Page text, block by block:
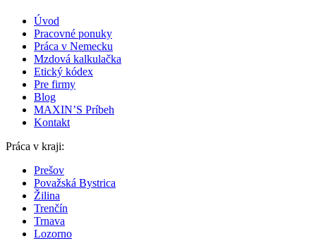
Úvod
Pracovné ponuky
Práca v Nemecku
Mzdová kalkulačka
Etický kódex
Pre firmy
Blog
MAXIN’S Príbeh
Kontakt
Práca v kraji:
Prešov
Považská Bystrica
Žilina
Trenčín
Trnava
Lozorno